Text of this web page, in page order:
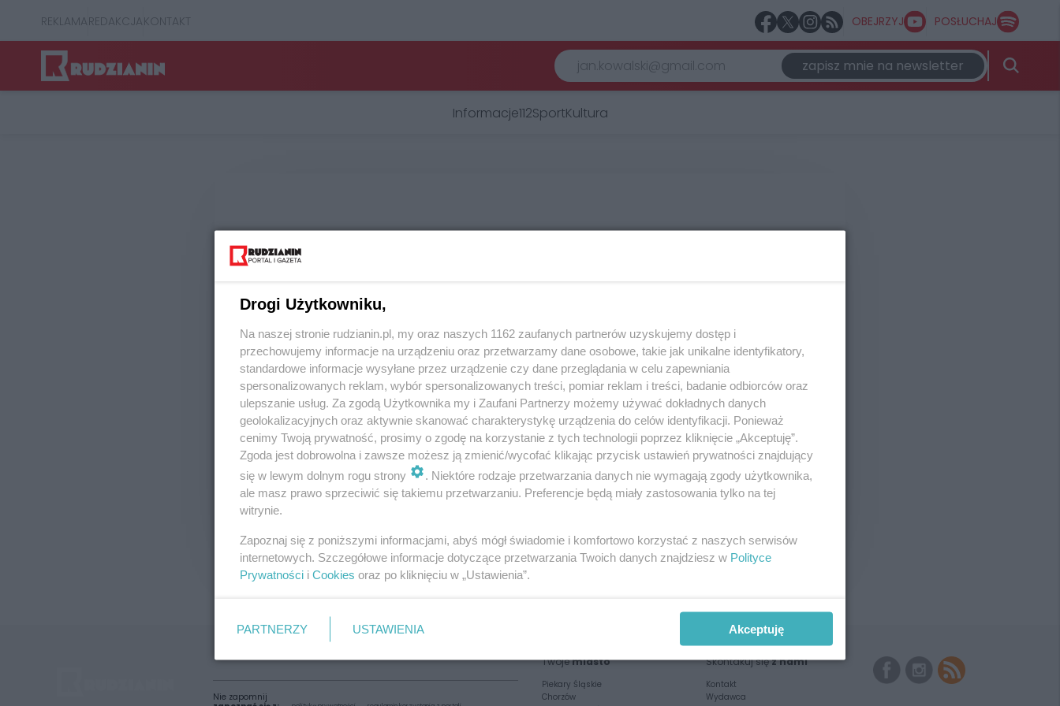
REKLAMAREDAKCJAKONTAKT OBEJRZYJ POSŁUCHAJ
zapisz mnie na newsletter
Informacje112SportKultura
mieszkańców naszego miasta i tych, którzy pracują, uczą się lub chcą w nim spędzić czas.
Zachęcamy do kontaktu z naszą redakcją i działem reklamy.
KONTAKT W TEMACIE REKLAMY:
mail:reklama@rudzianin.pl
tel.505 686 565
KONTAKT Z REDAKCJĄ
mail:redakcja@rudzianin.pl
Nie zapomnij
Twojemiasto
Piekary Śląskie
Chorzów
Skontakuj sięz nami
Kontakt
Wydawca
Drogi Użytkowniku,
Na naszej stronie rudzianin.pl, my oraz naszych 1162 zaufanych partnerów uzyskujemy dostęp i
przechowujemy informacje na urządzeniu oraz przetwarzamy dane osobowe, takie jak unikalne identyfikatory,
standardowe informacje wysyłane przez urządzenie czy dane przeglądania w celu zapewniania
spersonalizowanych reklam, wybór spersonalizowanych treści, pomiar reklam i treści, badanie odbiorców oraz
ulepszanie usług. Za zgodą Użytkownika my i Zaufani Partnerzy możemy używać dokładnych danych
geolokalizacyjnych oraz aktywnie skanować charakterystykę urządzenia do celów identyfikacji. Ponieważ
cenimy Twoją prywatność, prosimy o zgodę na korzystanie z tych technologii poprzez kliknięcie „Akceptuję”.
Zgoda jest dobrowolna i zawsze możesz ją zmienić/wycofać klikając przycisk ustawień prywatności znajdujący
się w lewym dolnym rogu strony
. Niektóre rodzaje przetwarzania danych nie wymagają zgody użytkownika,
ale masz prawo sprzeciwić się takiemu przetwarzaniu. Preferencje będą miały zastosowania tylko na tej
witrynie.
Zapoznaj się z poniższymi informacjami, abyś mógł świadomie i komfortowo korzystać z naszych serwisów
internetowych. Szczegółowe informacje dotyczące przetwarzania Twoich danych znajdziesz w Polityce
Prywatności i Cookies oraz po kliknięciu w „Ustawienia”.
PARTNERZY USTAWIENIA Akceptuję